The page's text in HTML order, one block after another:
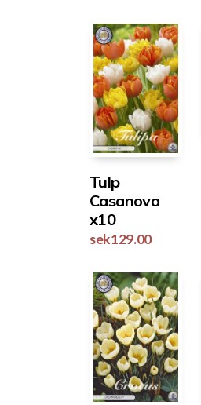
Tulp
Casanova
x10
sek129.00